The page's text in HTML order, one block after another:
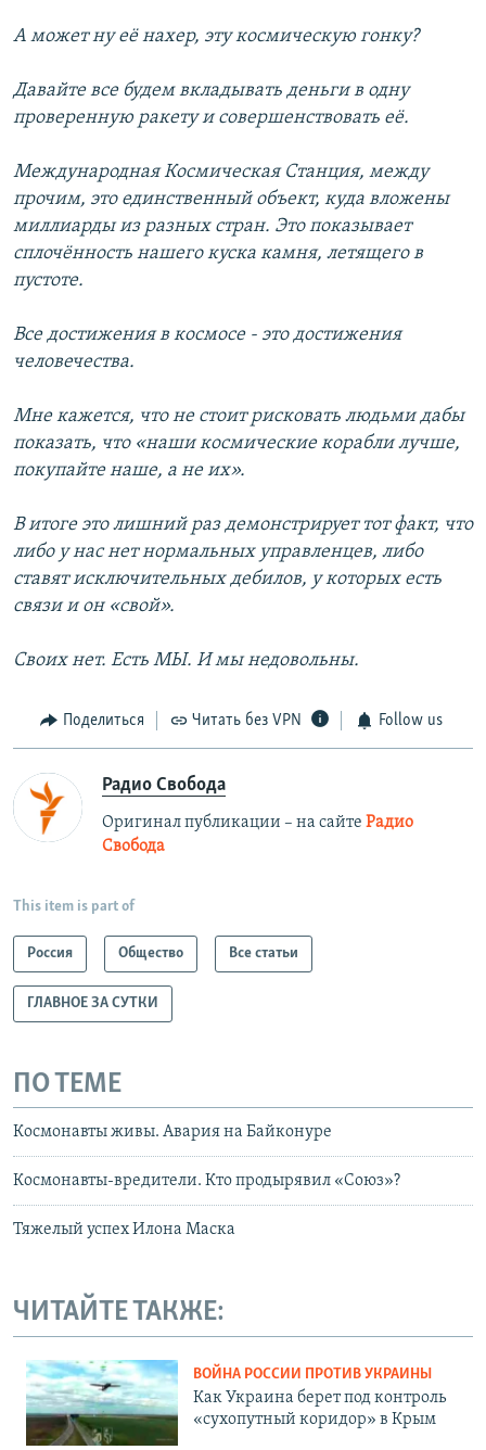
А может ну её нахер, эту космическую гонку?
Давайте все будем вкладывать деньги в одну
проверенную ракету и совершенствовать её.
Международная Космическая Станция, между
прочим, это единственный объект, куда вложены
миллиарды из разных стран. Это показывает
сплочённость нашего куска камня, летящего в
пустоте.
Все достижения в космосе - это достижения
человечества.
Мне кажется, что не стоит рисковать людьми дабы
показать, что «наши космические корабли лучше,
покупайте наше, а не их».
В итоге это лишний раз демонстрирует тот факт, что
либо у нас нет нормальных управленцев, либо
ставят исключительных дебилов, у которых есть
связи и он «свой».
Своих нет. Есть МЫ. И мы недовольны.
Поделиться Читать без VPN Follow us
Радио Свобода
Оригинал публикации – на сайте Радио
Свобода
This item is part of
Россия Общество Все статьи
ГЛАВНОЕ ЗА СУТКИ
ПО ТЕМЕ
Космонавты живы. Авария на Байконуре
Космонавты-вредители. Кто продырявил «Союз»?
Тяжелый успех Илона Маска
ЧИТАЙТЕ ТАКЖЕ:
ВОЙНА РОССИИ ПРОТИВ УКРАИНЫ
Как Украина берет под контроль
«сухопутный коридор» в Крым